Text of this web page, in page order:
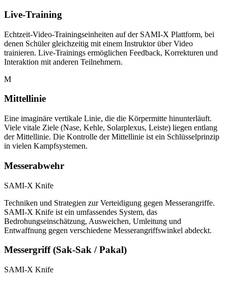
Live-Training
Echtzeit-Video-Trainingseinheiten auf der SAMI-X Plattform, bei
denen Schüler gleichzeitig mit einem Instruktor über Video
trainieren. Live-Trainings ermöglichen Feedback, Korrekturen und
Interaktion mit anderen Teilnehmern.
M
Mittellinie
Eine imaginäre vertikale Linie, die die Körpermitte hinunterläuft.
Viele vitale Ziele (Nase, Kehle, Solarplexus, Leiste) liegen entlang
der Mittellinie. Die Kontrolle der Mittellinie ist ein Schlüsselprinzip
in vielen Kampfsystemen.
Messerabwehr
SAMI-X Knife
Techniken und Strategien zur Verteidigung gegen Messerangriffe.
SAMI-X Knife ist ein umfassendes System, das
Bedrohungseinschätzung, Ausweichen, Umleitung und
Entwaffnung gegen verschiedene Messerangriffswinkel abdeckt.
Messergriff (Sak-Sak / Pakal)
SAMI-X Knife